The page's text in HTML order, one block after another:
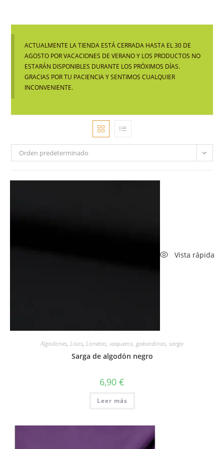
ACTUALMENTE LA TIENDA ESTÁ CERRADA HASTA EL 30 DE
AGOSTO POR VACACIONES DE VERANO Y LOS PRODUCTOS NO
ESTARÁN DISPONIBLES DURANTE LOS PRÓXIMOS DÍAS.
GRACIAS POR TU PACIENCIA Y SENTIMOS CUALQUIER
INCONVENIENTE.
Orden predeterminado
Vista rápida
Algodones, Lisos, Lonetas, vaqueros, gabardinas, sarga
Sarga de algodón negro
6,90 €
Leer más